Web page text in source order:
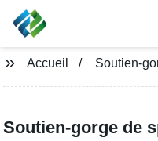
Accueil Soutien-
Soutien-gorge de